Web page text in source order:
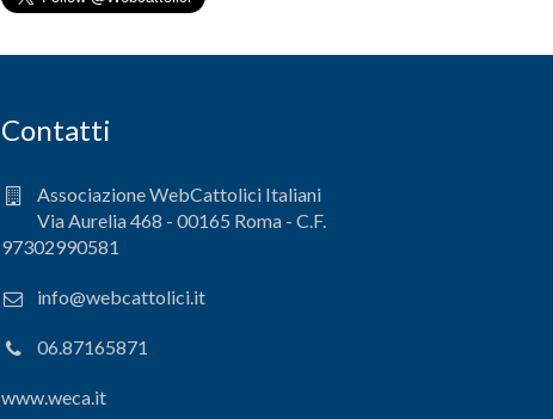
Contatti
Associazione WebCattolici Italiani
Via Aurelia 468 - 00165 Roma - C.F.
97302990581
info@webcattolici.it
06.87165871
www.weca.it